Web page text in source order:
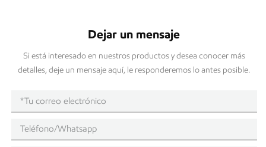
Dejar un mensaje
Si está interesado en nuestros productos y desea conocer más
detalles, deje un mensaje aquí, le responderemos lo antes posible.